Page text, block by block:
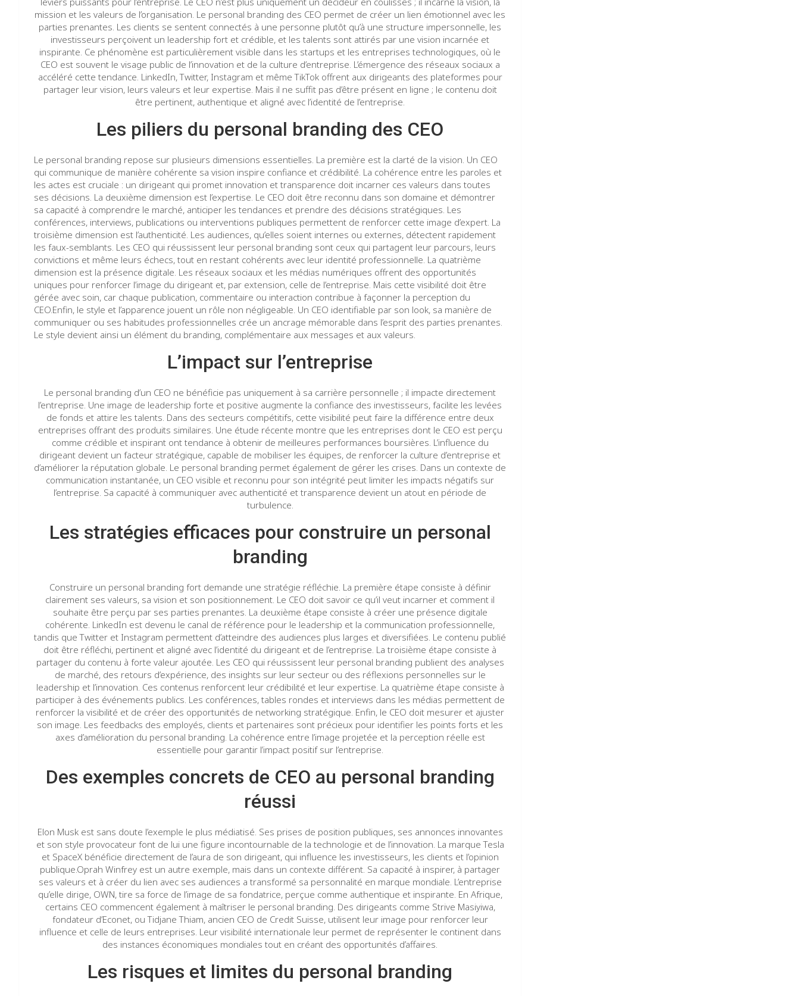
mission et les valeurs de l’organisation. Le personal branding des CEO permet de créer un lien émotionnel avec les
parties prenantes. Les clients se sentent connectés à une personne plutôt qu’à une structure impersonnelle, les
investisseurs perçoivent un leadership fort et crédible, et les talents sont attirés par une vision incarnée et
inspirante. Ce phénomène est particulièrement visible dans les startups et les entreprises technologiques, où le
CEO est souvent le visage public de l’innovation et de la culture d’entreprise. L’émergence des réseaux sociaux a
accéléré cette tendance. LinkedIn, Twitter, Instagram et même TikTok offrent aux dirigeants des plateformes pour
partager leur vision, leurs valeurs et leur expertise. Mais il ne suffit pas d’être présent en ligne ; le contenu doit
être pertinent, authentique et aligné avec l’identité de l’entreprise.
Les piliers du personal branding des CEO
Le personal branding repose sur plusieurs dimensions essentielles. La première est la clarté de la vision. Un CEO
qui communique de manière cohérente sa vision inspire confiance et crédibilité. La cohérence entre les paroles et
les actes est cruciale : un dirigeant qui promet innovation et transparence doit incarner ces valeurs dans toutes
ses décisions. La deuxième dimension est l’expertise. Le CEO doit être reconnu dans son domaine et démontrer
sa capacité à comprendre le marché, anticiper les tendances et prendre des décisions stratégiques. Les
conférences, interviews, publications ou interventions publiques permettent de renforcer cette image d’expert. La
troisième dimension est l’authenticité. Les audiences, qu’elles soient internes ou externes, détectent rapidement
les faux-semblants. Les CEO qui réussissent leur personal branding sont ceux qui partagent leur parcours, leurs
convictions et même leurs échecs, tout en restant cohérents avec leur identité professionnelle. La quatrième
dimension est la présence digitale. Les réseaux sociaux et les médias numériques offrent des opportunités
uniques pour renforcer l’image du dirigeant et, par extension, celle de l’entreprise. Mais cette visibilité doit être
gérée avec soin, car chaque publication, commentaire ou interaction contribue à façonner la perception du
CEO.Enfin, le style et l’apparence jouent un rôle non négligeable. Un CEO identifiable par son look, sa manière de
communiquer ou ses habitudes professionnelles crée un ancrage mémorable dans l’esprit des parties prenantes.
Le style devient ainsi un élément du branding, complémentaire aux messages et aux valeurs.
L’impact sur l’entreprise
Le personal branding d’un CEO ne bénéficie pas uniquement à sa carrière personnelle ; il impacte directement
l’entreprise. Une image de leadership forte et positive augmente la confiance des investisseurs, facilite les levées
de fonds et attire les talents. Dans des secteurs compétitifs, cette visibilité peut faire la différence entre deux
entreprises offrant des produits similaires. Une étude récente montre que les entreprises dont le CEO est perçu
comme crédible et inspirant ont tendance à obtenir de meilleures performances boursières. L’influence du
dirigeant devient un facteur stratégique, capable de mobiliser les équipes, de renforcer la culture d’entreprise et
d’améliorer la réputation globale. Le personal branding permet également de gérer les crises. Dans un contexte de
communication instantanée, un CEO visible et reconnu pour son intégrité peut limiter les impacts négatifs sur
l’entreprise. Sa capacité à communiquer avec authenticité et transparence devient un atout en période de
turbulence.
Les stratégies efficaces pour construire un personal
branding
Construire un personal branding fort demande une stratégie réfléchie. La première étape consiste à définir
clairement ses valeurs, sa vision et son positionnement. Le CEO doit savoir ce qu’il veut incarner et comment il
souhaite être perçu par ses parties prenantes. La deuxième étape consiste à créer une présence digitale
cohérente. LinkedIn est devenu le canal de référence pour le leadership et la communication professionnelle,
tandis que Twitter et Instagram permettent d’atteindre des audiences plus larges et diversifiées. Le contenu publié
doit être réfléchi, pertinent et aligné avec l’identité du dirigeant et de l’entreprise. La troisième étape consiste à
partager du contenu à forte valeur ajoutée. Les CEO qui réussissent leur personal branding publient des analyses
de marché, des retours d’expérience, des insights sur leur secteur ou des réflexions personnelles sur le
leadership et l’innovation. Ces contenus renforcent leur crédibilité et leur expertise. La quatrième étape consiste à
participer à des événements publics. Les conférences, tables rondes et interviews dans les médias permettent de
renforcer la visibilité et de créer des opportunités de networking stratégique. Enfin, le CEO doit mesurer et ajuster
son image. Les feedbacks des employés, clients et partenaires sont précieux pour identifier les points forts et les
axes d’amélioration du personal branding. La cohérence entre l’image projetée et la perception réelle est
essentielle pour garantir l’impact positif sur l’entreprise.
Des exemples concrets de CEO au personal branding
réussi
Elon Musk est sans doute l’exemple le plus médiatisé. Ses prises de position publiques, ses annonces innovantes
et son style provocateur font de lui une figure incontournable de la technologie et de l’innovation. La marque Tesla
et SpaceX bénéficie directement de l’aura de son dirigeant, qui influence les investisseurs, les clients et l’opinion
publique.Oprah Winfrey est un autre exemple, mais dans un contexte différent. Sa capacité à inspirer, à partager
ses valeurs et à créer du lien avec ses audiences a transformé sa personnalité en marque mondiale. L’entreprise
qu’elle dirige, OWN, tire sa force de l’image de sa fondatrice, perçue comme authentique et inspirante. En Afrique,
certains CEO commencent également à maîtriser le personal branding. Des dirigeants comme Strive Masiyiwa,
fondateur d’Econet, ou Tidjane Thiam, ancien CEO de Credit Suisse, utilisent leur image pour renforcer leur
influence et celle de leurs entreprises. Leur visibilité internationale leur permet de représenter le continent dans
des instances économiques mondiales tout en créant des opportunités d’affaires.
Les risques et limites du personal branding